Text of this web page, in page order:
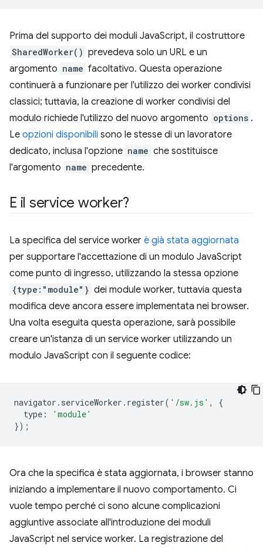
Prima del supporto dei moduli JavaScript, il costruttore
SharedWorker() prevedeva solo un URL e un
argomento name facoltativo. Questa operazione
continuerà a funzionare per l'utilizzo dei worker condivisi
classici; tuttavia, la creazione di worker condivisi del
modulo richiede l'utilizzo del nuovo argomento options .
Le opzioni disponibili sono le stesse di un lavoratore
dedicato, inclusa l'opzione name che sostituisce
l'argomento name precedente.
E il service worker?
La specifica del service worker è già stata aggiornata
per supportare l'accettazione di un modulo JavaScript
come punto di ingresso, utilizzando la stessa opzione
{type:"module"} dei module worker, tuttavia questa
modifica deve ancora essere implementata nei browser.
Una volta eseguita questa operazione, sarà possibile
creare un'istanza di un service worker utilizzando un
modulo JavaScript con il seguente codice:
navigator . serviceWorker . register( '/sw.js' ,
{
type :
'module'
});
Ora che la specifica è stata aggiornata, i browser stanno
iniziando a implementare il nuovo comportamento. Ci
vuole tempo perché ci sono alcune complicazioni
aggiuntive associate all'introduzione dei moduli
JavaScript nel service worker. La registrazione del